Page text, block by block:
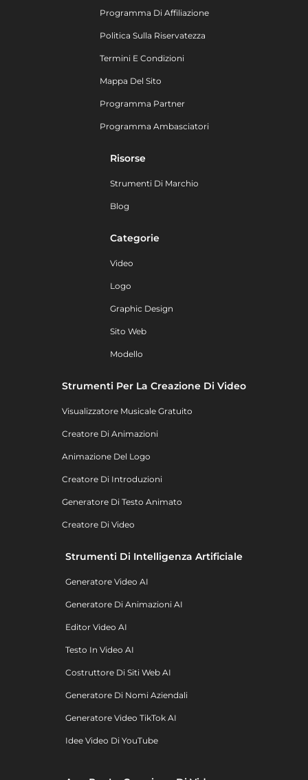
Programma Di Affiliazione
Politica Sulla Riservatezza
Termini E Condizioni
Mappa Del Sito
Programma Partner
Programma Ambasciatori
Risorse
Strumenti Di Marchio
Blog
Categorie
Video
Logo
Graphic Design
Sito Web
Modello
Strumenti Per La Creazione Di Video
Visualizzatore Musicale Gratuito
Creatore Di Animazioni
Animazione Del Logo
Creatore Di Introduzioni
Generatore Di Testo Animato
Creatore Di Video
Strumenti Di Intelligenza Artificiale
Generatore Video AI
Generatore Di Animazioni AI
Editor Video AI
Testo In Video AI
Costruttore Di Siti Web AI
Generatore Di Nomi Aziendali
Generatore Video TikTok AI
Idee Video Di YouTube